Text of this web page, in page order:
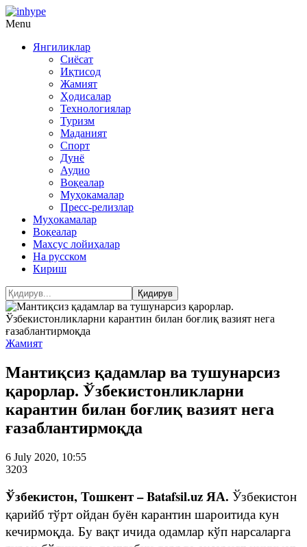
Menu
Янгиликлар
Сиёсат
Иқтисод
Жамият
Ҳодисалар
Технологиялар
Туризм
Маданият
Спорт
Дунё
Аудио
Воқеалар
Муҳокамалар
Пресс-релизлар
Муҳокамалар
Воқеалар
Махсус лойиҳалар
На русском
Кириш
Жамият
Мантиқсиз қадамлар ва тушунарсиз
қарорлар. Ўзбекистонликларни
карантин билан боғлиқ вазият нега
ғазаблантирмоқда
6 July 2020, 10:55
3203
Ўзбекистон, Тошкент – Batafsil.uz ЯА. Ўзбекистон
қарийб тўрт ойдан буён карантин шароитида кун
кечирмоқда. Бу вақт ичида одамлар кўп нарсаларга